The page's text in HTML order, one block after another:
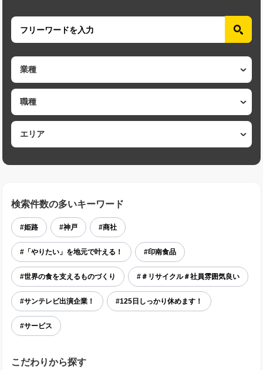
検索件数の多いキーワード
#姫路 #神戸 #商社
#「やりたい」を地元で叶える！ #印南食品
#世界の食を支えるものづくり #＃リサイクル＃社員雰囲気良い
#サンテレビ出演企業！ #125日しっかり休めます！
#サービス
こだわりから探す